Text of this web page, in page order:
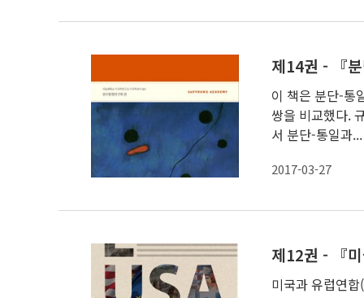
이 책은 분단-통
쌍을 비교했다.
서 분단-통일과...
2017-03-27
미국과 유럽연